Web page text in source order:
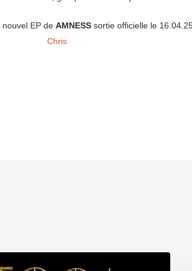
nouvel EP de AMNESS sortie officielle le
Chris